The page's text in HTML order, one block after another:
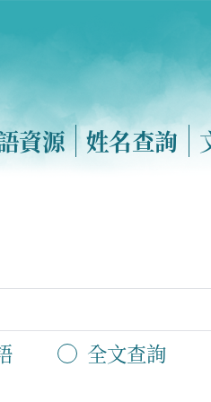
資源 姓名查詢
全文查詢